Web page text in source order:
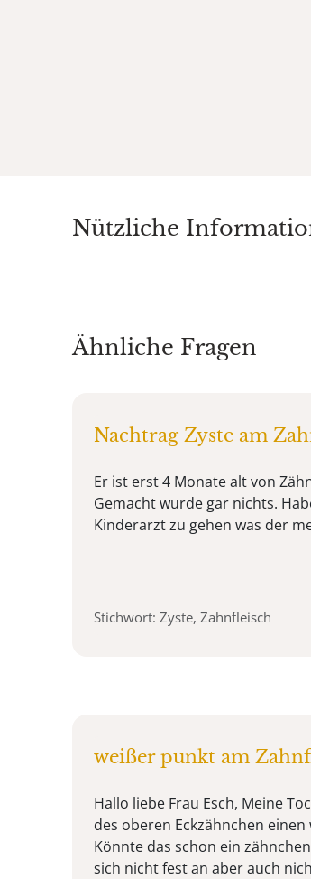
Nützliche
Ähnliche Fragen
Nachtrag Zyste am
Er ist erst 4 Monate alt von
Gemacht wurde gar nichts.
Kinderarzt zu gehen was der
Stichwort: Zyste, Zahnfleisch
weißer punkt am
Hallo liebe Frau Esch, Meine
des oberen Eckzähnchen
Könnte das schon ein
sich nicht fest an aber auch